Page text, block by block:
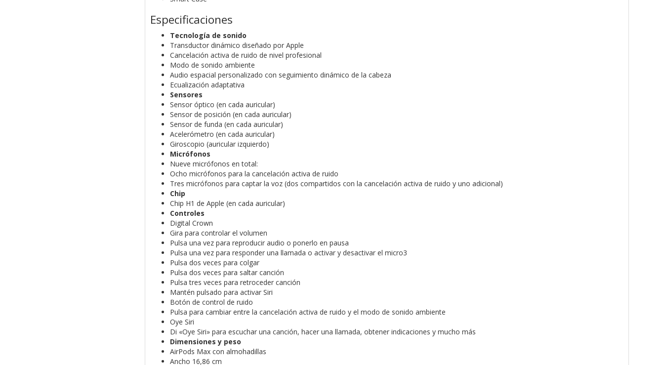
Especificaciones
Tecnología de sonido
Transductor dinámico diseñado por Apple
Cancelación activa de ruido de nivel profesional
Modo de sonido ambiente
Audio espacial personalizado con seguimiento dinámico de la cabeza
Ecualización adaptativa
Sensores
Sensor óptico (en cada auricular)
Sensor de posición (en cada auricular)
Sensor de funda (en cada auricular)
Acelerómetro (en cada auricular)
Giroscopio (auricular izquierdo)
Micrófonos
Nueve micrófonos en total:
Ocho micrófonos para la cancelación activa de ruido
Tres micrófonos para captar la voz (dos compartidos con la cancelación activa de ruido y uno adicional)
Chip
Chip H1 de Apple (en cada auricular)
Controles
Digital Crown
Gira para controlar el volumen
Pulsa una vez para reproducir audio o ponerlo en pausa
Pulsa una vez para responder una llamada o activar y desactivar el micro3
Pulsa dos veces para colgar
Pulsa dos veces para saltar canción
Pulsa tres veces para retroceder canción
Mantén pulsado para activar Siri
Botón de control de ruido
Pulsa para cambiar entre la cancelación activa de ruido y el modo de sonido ambiente
Oye Siri
Di «Oye Siri» para escuchar una canción, hacer una llamada, obtener indicaciones y mucho más
Dimensiones y peso
AirPods Max con almohadillas
Ancho 16,86 cm